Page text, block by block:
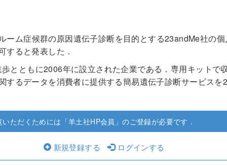
ーム症候群の原因遺伝子診断を目的とする23andMe社の
すると発表した．
とともに2006年に設立された企業である．専用キットで
するデータを消費者に提供する簡易遺伝子診断サービスを
ただくためには「羊土社HP会員」のご登録が必要です．
新規登録する ログインする